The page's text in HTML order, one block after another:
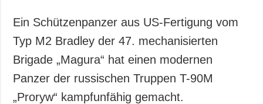
ZUSÄTZLICH
Veröffentlichungen
Interview
Video
LEISTUNGEN
Abonnement
Fotobank
Ein Schützenpanzer aus US-Fertigung vom
Typ M2 Bradley der 47. mechanisierten
Brigade „Magura“ hat einen modernen
Panzer der russischen Truppen T-90M
„Proryw“ kampfunfähig gemacht.